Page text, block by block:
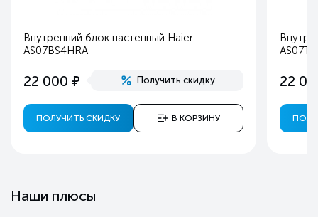
Внутренний блок настенный Haier
AS07BS4HRA
22 000 е Получить скидку
ПОЛУЧИТЬ СКИДКУ В КОРЗИНУ
22
Наши плюсы